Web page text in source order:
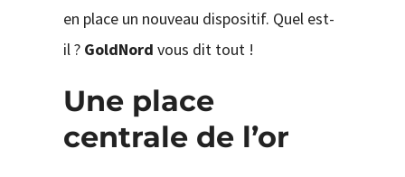
en place un nouveau dispositif. Quel est-
il ? GoldNord vous dit tout !
Une place
centrale de l’or